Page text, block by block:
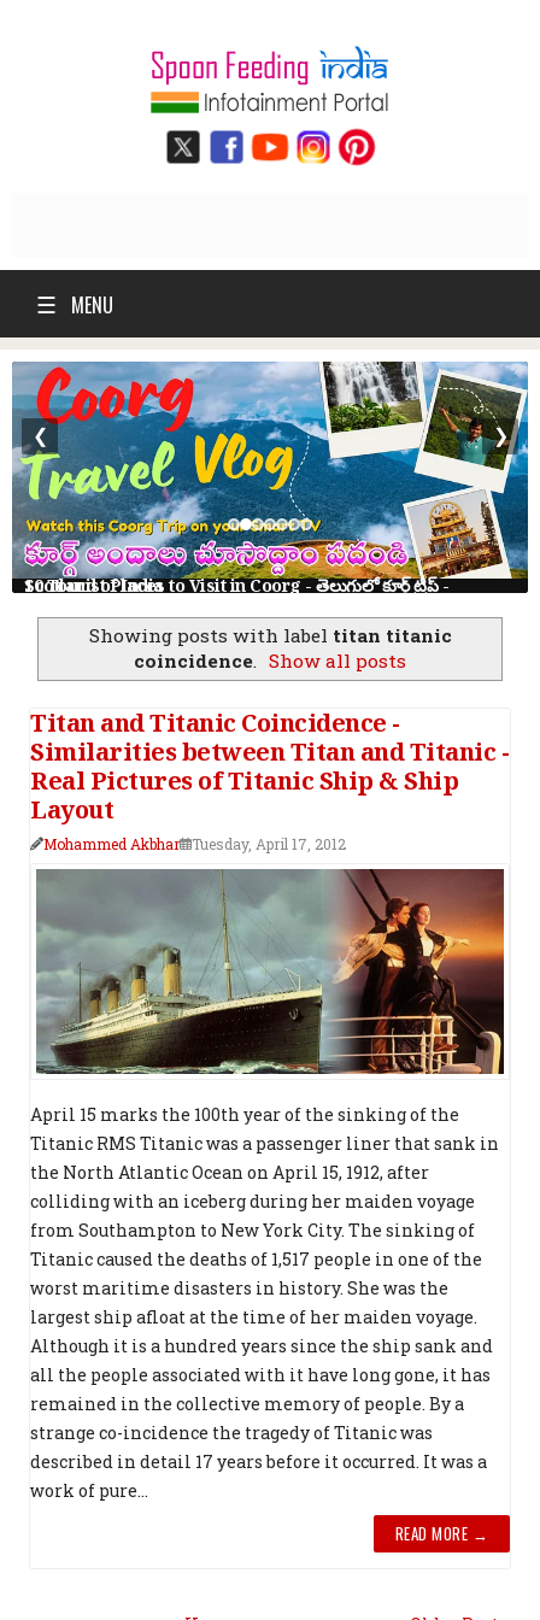
☰ MENU
10 Tourist Places to Visit in Coorg - తెలుగులో కూర్గ్ ట్రిప్ - Scotland of India
❮ ❯
Showing posts with label titan titanic
coincidence. Show all posts
Titan and Titanic Coincidence -
Similarities between Titan and Titanic -
Real Pictures of Titanic Ship & Ship
Layout
Mohammed Akbhar Tuesday, April 17, 2012
April 15 marks the 100th year of the sinking of the
Titanic RMS Titanic was a passenger liner that sank in
the North Atlantic Ocean on April 15, 1912, after
colliding with an iceberg during her maiden voyage
from Southampton to New York City. The sinking of
Titanic caused the deaths of 1,517 people in one of the
worst maritime disasters in history. She was the
largest ship afloat at the time of her maiden voyage.
Although it is a hundred years since the ship sank and
all the people associated with it have long gone, it has
remained in the collective memory of people. By a
strange co-incidence the tragedy of Titanic was
described in detail 17 years before it occurred. It was a
work of pure...
READ MORE →